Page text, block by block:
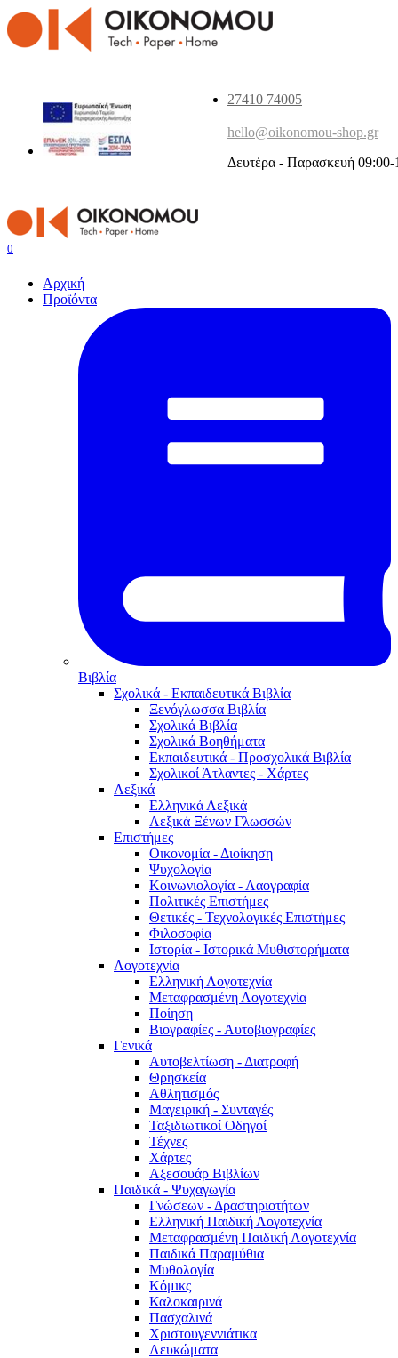
27410 74005
hello@oikonomou-shop.gr
Δευτέρα - Παρασκευή 09:00-
0
Αρχική
Προϊόντα
Βιβλία
Σχολικά - Εκπαιδευτικά Βιβλία
Ξενόγλωσσα Βιβλία
Σχολικά Βιβλία
Σχολικά Βοηθήματα
Εκπαιδευτικά - Προσχολικά Βιβλία
Σχολικοί Άτλαντες - Χάρτες
Λεξικά
Ελληνικά Λεξικά
Λεξικά Ξένων Γλωσσών
Επιστήμες
Οικονομία - Διοίκηση
Ψυχολογία
Κοινωνιολογία - Λαογραφία
Πολιτικές Eπιστήμες
Θετικές - Τεχνολογικές Επιστήμες
Φιλοσοφία
Ιστορία - Ιστορικά Μυθιστορήματα
Λογοτεχνία
Ελληνική Λογοτεχνία
Μεταφρασμένη Λογοτεχνία
Ποίηση
Βιογραφίες - Αυτοβιογραφίες
Γενικά
Αυτοβελτίωση - Διατροφή
Θρησκεία
Αθλητισμός
Μαγειρική - Συνταγές
Ταξιδιωτικοί Οδηγοί
Τέχνες
Χάρτες
Αξεσουάρ Βιβλίων
Παιδικά - Ψυχαγωγία
Γνώσεων - Δραστηριοτήτων
Ελληνική Παιδική Λογοτεχνία
Μεταφρασμένη Παιδική Λογοτεχνία
Παιδικά Παραμύθια
Μυθολογία
Κόμικς
Καλοκαιρινά
Πασχαλινά
Χριστουγεννιάτικα
Λευκώματα